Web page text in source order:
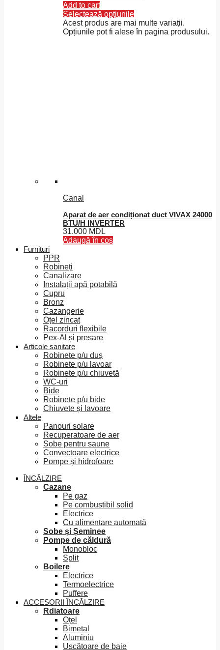
Add to cart
Selectează opțiunile
Acest produs are mai multe variații.
Opțiunile pot fi alese în pagina produsului.
Canal
Aparat de aer condiționat duct VIVAX 24000
BTU/H INVERTER
31.000 MDL
Adaugă în coș
Furnituri
PPR
Robineți
Canalizare
Instalații apă potabilă
Cupru
Bronz
Cazangerie
Oțel zincat
Racorduri flexibile
Pex-Al și presare
Articole sanitare
Robinete p/u duș
Robinete p/u lavoar
Robinete p/u chiuvetă
WC-uri
Bide
Robinete p/u bide
Chiuvete și lavoare
Altele
Panouri solare
Recuperatoare de aer
Sobe pentru saune
Convectoare electrice
Pompe și hidrofoare
ÎNCĂLZIRE
Cazane
Pe gaz
Pe combustibil solid
Electrice
Cu alimentare automată
Sobe și Șeminee
Pompe de căldură
Monobloc
Split
Boilere
Electrice
Termoelectrice
Puffere
ACCESORII ÎNCĂLZIRE
Rdiatoare
Oțel
Bimetal
Aluminiu
Uscătoare de baie